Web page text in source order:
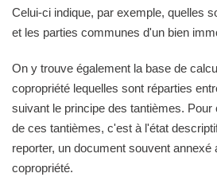
Celui-ci indique, par exemple, quelles
et les parties communes d'un bien
On y trouve également la base de
copropriété lequelles sont réparties
suivant le principe des tantièmes. Pour
de ces tantièmes, c'est à l'état
reporter, un document souvent annexé
copropriété.